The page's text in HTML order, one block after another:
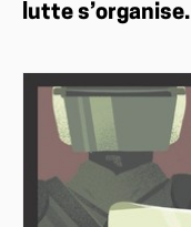
lutte s’organise.